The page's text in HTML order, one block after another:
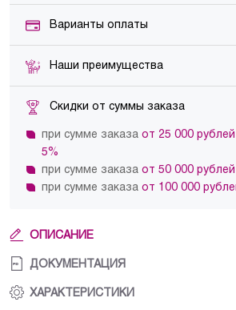
Варианты оплаты
Наши преимущества
Скидки от суммы заказа
при сумме заказа от 25 000 рублей
5%
при сумме заказа от 50 000 рублей
при сумме заказа от 100 000
ОПИСАНИЕ
ДОКУМЕНТАЦИЯ
ХАРАКТЕРИСТИКИ